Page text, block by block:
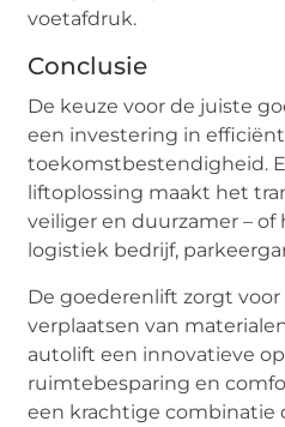
voetafdruk.
Conclusie
De keuze voor de juiste
een investering in
toekomstbestendigheid.
liftoplossing maakt het
veiliger en duurzamer –
logistiek bedrijf,
De goederenlift zorgt
verplaatsen van
autolift een innovatieve
ruimtebesparing en
een krachtige combinatie